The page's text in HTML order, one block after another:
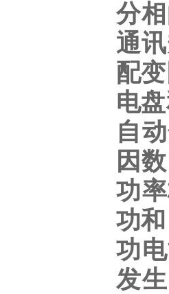
分
通
配
电
自
因
功
功
功
发